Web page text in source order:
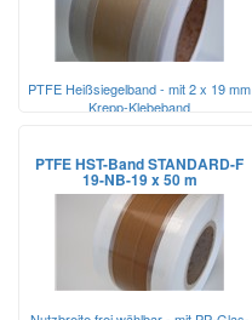
PTFE Heißsiegelband - mit 2 x 19 mm
Krepp-Klebeband
PTFE HST-Band STANDARD-F
19-NB-19 x 50 m